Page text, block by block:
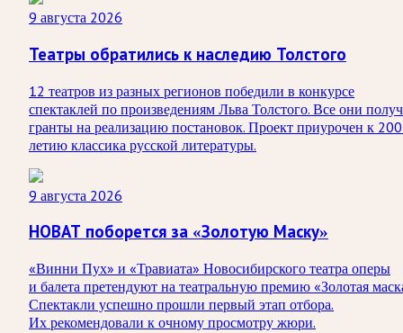
9 августа 2026
Театры обратились к наследию Толстого
12 театров из разных регионов победили в конкурсе
спектаклей по произведениям Льва Толстого. Все они
гранты на реализацию постановок. Проект приурочен к
летию классика русской литературы.
9 августа 2026
НОВАТ поборется за «Золотую Маску»
«Винни Пух» и «Травиата» Новосибирского театра оперы
и балета претендуют на театральную премию «Золотая
Спектакли успешно прошли первый этап отбора.
Их рекомендовали к очному просмотру жюри.